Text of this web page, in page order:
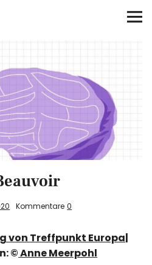
Kommentare 0
von Treffpunkt Europa|
©Anne Meerpohl